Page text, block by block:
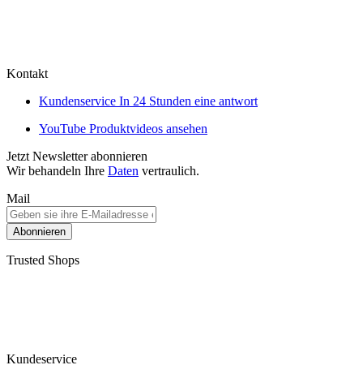
Kontakt
Kundenservice In 24 Stunden eine antwort
YouTube Produktvideos ansehen
Jetzt Newsletter abonnieren
Wir behandeln Ihre Daten vertraulich.
Mail
Abonnieren
Trusted Shops
Kundeservice